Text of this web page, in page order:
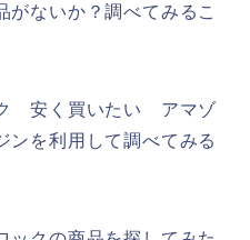
がないか？調べてみるこ
安く買いたい アマゾ
ンを利用して調べてみる